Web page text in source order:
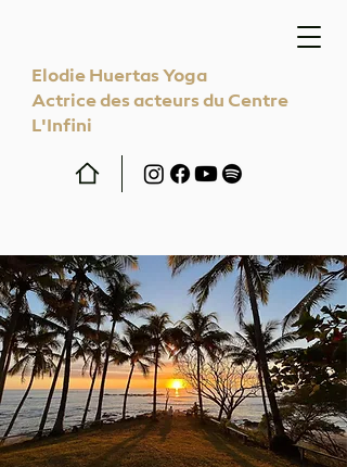
Elodie Huertas Yoga
Actrice des acteurs du Centre
L'Infini